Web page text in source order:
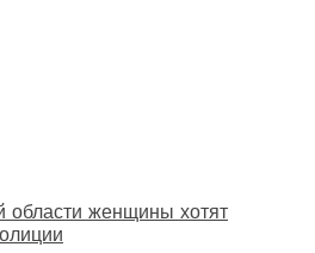
области женщины хотят